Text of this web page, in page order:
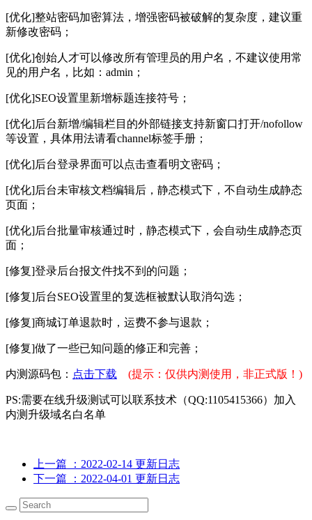
[优化]整站密码加密算法，增强密码被破解的复杂度，建议重
新修改密码；
[优化]创始人才可以修改所有管理员的用户名，不建议使用常
见的用户名，比如：admin；
[优化]SEO设置里新增标题连接符号；
[优化]后台新增/编辑栏目的外部链接支持新窗口打开/nofollow
等设置，具体用法请看channel标签手册；
[优化]后台登录界面可以点击查看明文密码；
[优化]后台未审核文档编辑后，静态模式下，不自动生成静态
页面；
[优化]后台批量审核通过时，静态模式下，会自动生成静态页
面；
[修复]登录后台报文件找不到的问题；
[修复]后台SEO设置里的复选框被默认取消勾选；
[修复]商城订单退款时，运费不参与退款；
[修复]做了一些已知问题的修正和完善；
内测源码包： 点击下载 (提示：仅供内测使用，非正式版！)
PS:需要在线升级测试可以联系技术（QQ:1105415366）加入
内测升级域名白名单
上一篇
：2022-02-14 更新日志
下一篇
：2022-04-01 更新日志